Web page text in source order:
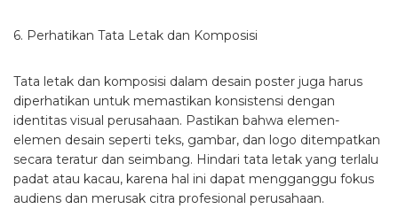
6. Perhatikan Tata Letak dan Komposisi
Tata letak dan komposisi dalam desain poster juga harus
diperhatikan untuk memastikan konsistensi dengan
identitas visual perusahaan. Pastikan bahwa elemen-
elemen desain seperti teks, gambar, dan logo ditempatkan
secara teratur dan seimbang. Hindari tata letak yang terlalu
padat atau kacau, karena hal ini dapat mengganggu fokus
audiens dan merusak citra profesional perusahaan.